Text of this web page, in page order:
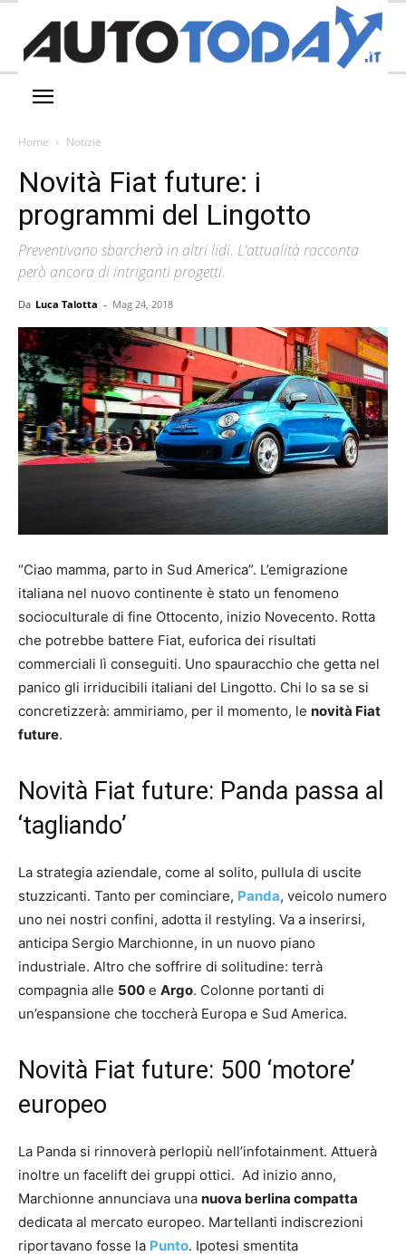
Home Notizie
Novità Fiat future: i
programmi del Lingotto
Preventivano sbarcherà in altri lidi. L'attualità racconta
però ancora di intriganti progetti.
Da Luca Talotta - Mag 24, 2018
“Ciao mamma, parto in Sud America”. L’emigrazione
italiana nel nuovo continente è stato un fenomeno
socioculturale di fine Ottocento, inizio Novecento. Rotta
che potrebbe battere Fiat, euforica dei risultati
commerciali lì conseguiti. Uno spauracchio che getta nel
panico gli irriducibili italiani del Lingotto. Chi lo sa se si
concretizzerà: ammiriamo, per il momento, le novità Fiat
future.
Novità Fiat future: Panda passa al
‘tagliando’
La strategia aziendale, come al solito, pullula di uscite
stuzzicanti. Tanto per cominciare, Panda, veicolo numero
uno nei nostri confini, adotta il restyling. Va a inserirsi,
anticipa Sergio Marchionne, in un nuovo piano
industriale. Altro che soffrire di solitudine: terrà
compagnia alle 500 e Argo. Colonne portanti di
un’espansione che toccherà Europa e Sud America.
Novità Fiat future: 500 ‘motore’
europeo
La Panda si rinnoverà perlopiù nell’infotainment. Attuerà
inoltre un facelift dei gruppi ottici. Ad inizio anno,
Marchionne annunciava una nuova berlina compatta
dedicata al mercato europeo. Martellanti indiscrezioni
riportavano fosse la Punto. Ipotesi smentita